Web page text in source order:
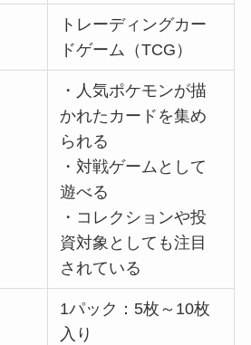
トレーディングカー
ドゲーム（TCG）
・人気ポケモンが描
かれたカードを集め
られる
・対戦ゲームとして
遊べる
・コレクションや投
資対象としても注目
されている
1パック：5枚～10枚
入り